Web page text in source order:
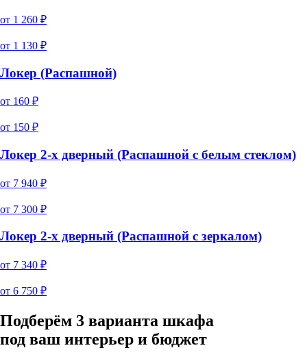
от 1 260 ₽
от 1 130 ₽
Локер (Распашной)
от 160 ₽
от 150 ₽
Локер 2-х дверный (Распашной с белым стеклом)
от 7 940 ₽
от 7 300 ₽
Локер 2-х дверный (Распашной с зеркалом)
от 7 340 ₽
от 6 750 ₽
Подберём 3 варианта шкафа
под ваш интерьер и бюджет